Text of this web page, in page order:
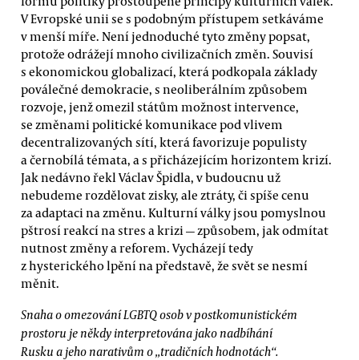
V Evropské unii se s podobným přístupem setkáváme
v menší míře. Není jednoduché tyto změny popsat,
protože odrážejí mnoho civilizačních změn. Souvisí
s ekonomickou globalizací, která podkopala základy
poválečné demokracie, s neoliberálním způsobem
rozvoje, jenž omezil státům možnost intervence,
se změnami politické komunikace pod vlivem
decentralizovaných sítí, která favorizuje populisty
a černobílá témata, a s přicházejícím horizontem krizí.
Jak nedávno řekl Václav Špidla, v budoucnu už
nebudeme rozdělovat zisky, ale ztráty, či spíše cenu
za adaptaci na změnu. Kulturní války jsou pomyslnou
pštrosí reakcí na stres a krizi — způsobem, jak odmítat
nutnost změny a reforem. Vycházejí tedy
z hysterického lpění na představě, že svět se nesmí
měnit.
Snaha o omezování LGBTQ osob v postkomunistickém
prostoru je někdy interpretována jako nadbíhání
Rusku a jeho narativům o „tradičních hodnotách“.